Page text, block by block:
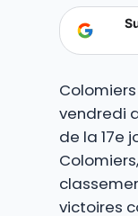
vendredi
de la 17e
victoires